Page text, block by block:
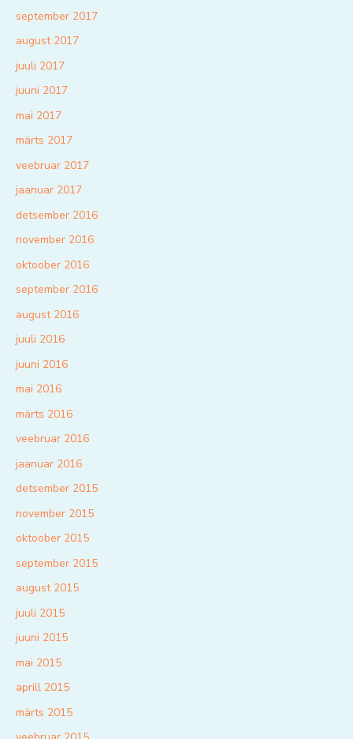
september 2017
august 2017
juuli 2017
juuni 2017
mai 2017
märts 2017
veebruar 2017
jaanuar 2017
detsember 2016
november 2016
oktoober 2016
september 2016
august 2016
juuli 2016
juuni 2016
mai 2016
märts 2016
veebruar 2016
jaanuar 2016
detsember 2015
november 2015
oktoober 2015
september 2015
august 2015
juuli 2015
juuni 2015
mai 2015
aprill 2015
märts 2015